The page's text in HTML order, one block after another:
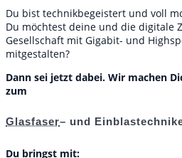
Du bist technikbegeistert und voll
Du möchtest deine und die digitale
Gesellschaft mit Gigabit- und
mitgestalten?
Dann sei jetzt dabei. Wir machen
zum
Glasfaser– und
Du bringst mit: